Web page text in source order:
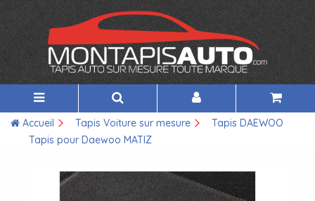
Accueil Tapis Voiture sur mesure
Tapis DAEWOO
Tapis pour Daewoo MATIZ